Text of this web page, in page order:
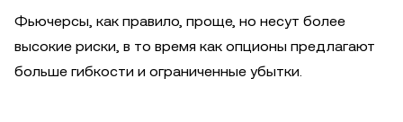
Фьючерсы, как правило, проще, но несут более
высокие риски, в то время как опционы предлагают
больше гибкости и ограниченные убытки.